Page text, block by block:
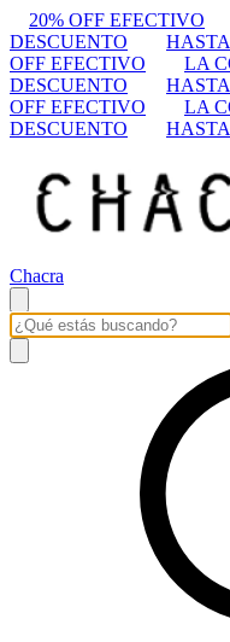
20% OFF EFECTIVO
DESCUENTO
OFF EFECTIVO
LA
DESCUENTO
OFF EFECTIVO
LA
DESCUENTO
Chacra